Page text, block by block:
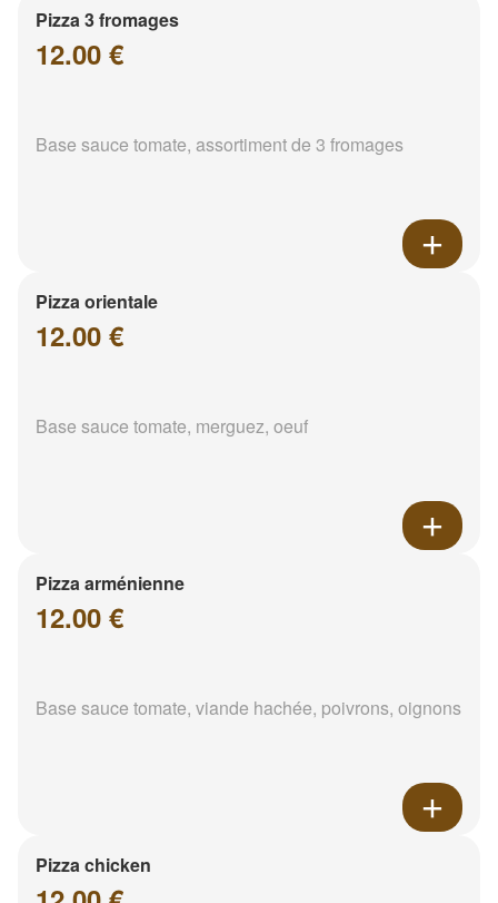
Pizza 3 fromages
12.00 €
Base sauce tomate, assortiment de 3 fromages
Pizza orientale
12.00 €
Base sauce tomate, merguez, oeuf
Pizza arménienne
12.00 €
Base sauce tomate, viande hachée, poivrons, oignons
Pizza chicken